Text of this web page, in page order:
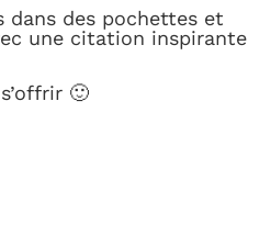
dans des pochettes et
une citation inspirante
🙂